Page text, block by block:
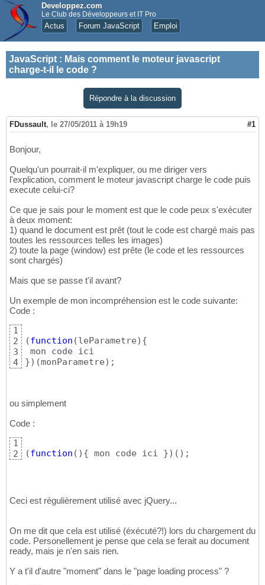
Developpez.com
Le Club des Développeurs et IT Pro
Actus Forum JavaScript Emploi
JavaScript : Mais comment le moteur javascript
charge-t-il le code ?
Répondre à la discussion
FDussault, le 27/05/2011 à 19h19 #1
Bonjour,
Quelqu'un pourrait-il m'expliquer, ou me diriger vers
l'explication, comment le moteur javascript charge le code puis
execute celui-ci?
Ce que je sais pour le moment est que le code peux s'exécuter
à deux moment:
1) quand le document est prêt (tout le code est chargé mais pas
toutes les ressources telles les images)
2) toute la page (window) est prête (le code et les ressources
sont chargés)
Mais que se passe t'il avant?
Un exemple de mon incompréhension est le code suivante:
Code :
1
2
3
4
(function (leParametre) {
}) (monParametre) ;
ou simplement
Code :
1
2
(function ( ) { mon code ici }) ( ) ;
Ceci est régulièrement utilisé avec jQuery...
On me dit que cela est utilisé (éxécuté?!) lors du chargement du
code. Personellement je pense que cela se ferait au document
ready, mais je n'en sais rien.
Y a t'il d'autre "moment" dans le "page loading process" ?